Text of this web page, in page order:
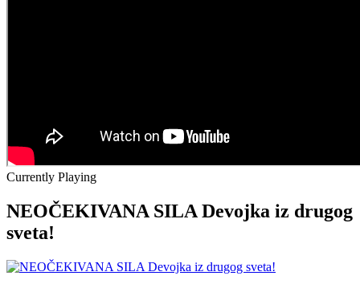
Currently Playing
NEOČEKIVANA SILA Devojka iz drugog
sveta!